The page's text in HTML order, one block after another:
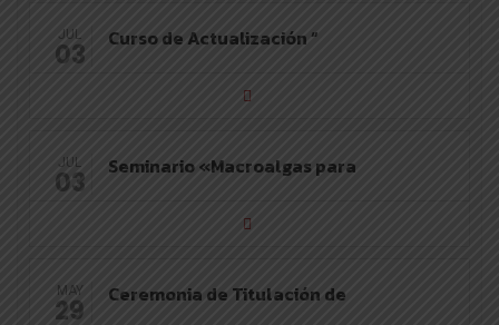
JUL
03 Curso de Actualización “
JUL
03 Seminario «Macroalgas para
MAY
29 Ceremonia de Titulación de